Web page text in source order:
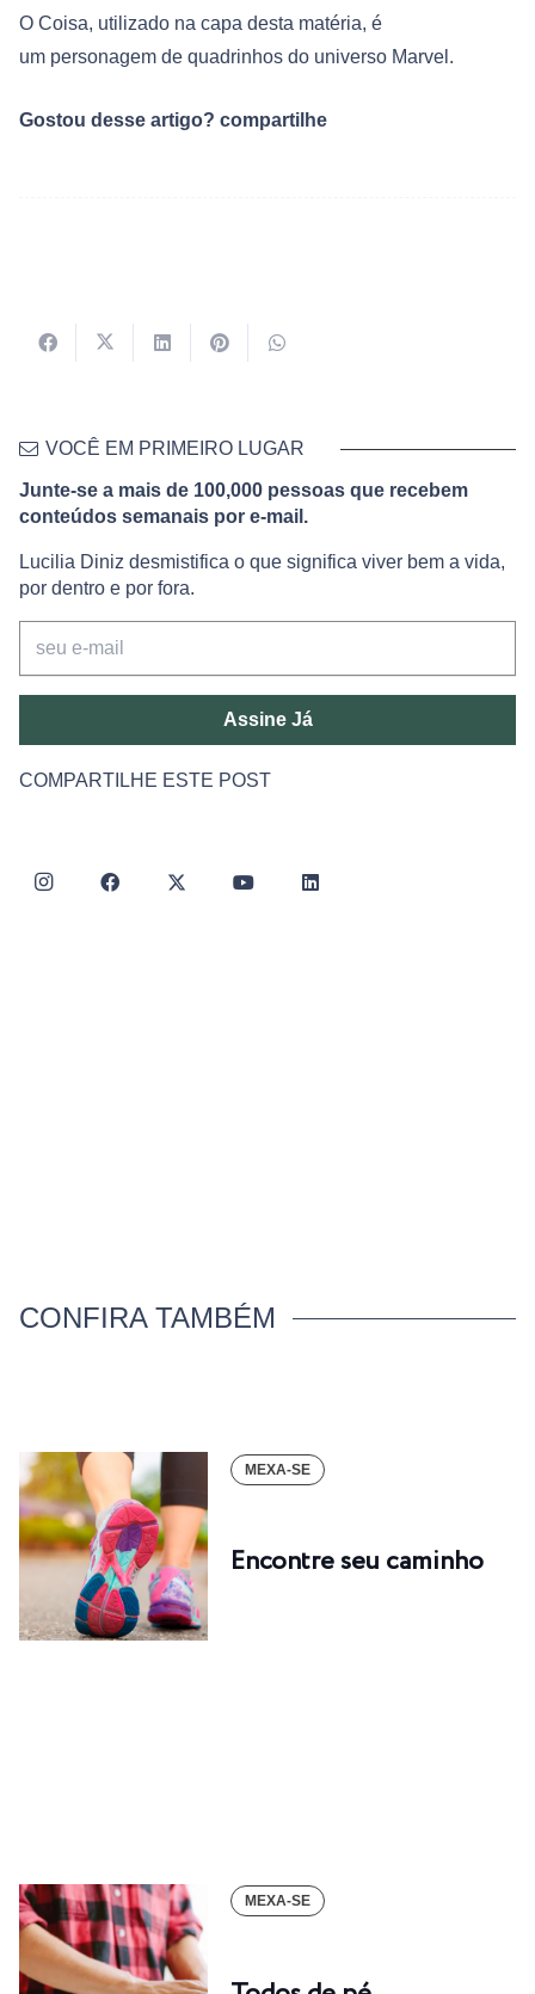
O Coisa, utilizado na capa desta matéria, é
um personagem de quadrinhos do universo Marvel.
Gostou desse artigo? compartilhe
VOCÊ EM PRIMEIRO LUGAR
Junte-se a mais de 100,000 pessoas que recebem
conteúdos semanais por e-mail.
Lucilia Diniz desmistifica o que significa viver bem a vida,
por dentro e por fora.
Assine Já
COMPARTILHE ESTE POST
CONFIRA TAMBÉM
MEXA-SE
Encontre seu caminho
MEXA-SE